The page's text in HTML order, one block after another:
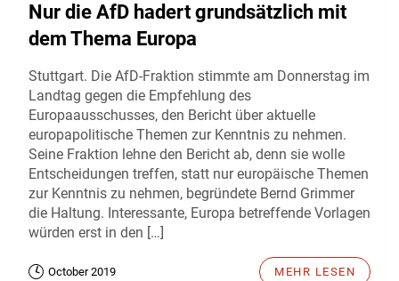
Nur die AfD hadert grundsätzlich mit
dem Thema Europa
Stuttgart. Die AfD-Fraktion stimmte am Donnerstag im
Landtag gegen die Empfehlung des
Europaausschusses, den Bericht über aktuelle
europapolitische Themen zur Kenntnis zu nehmen.
Seine Fraktion lehne den Bericht ab, denn sie wolle
Entscheidungen treffen, statt nur europäische Themen
zur Kenntnis zu nehmen, begründete Bernd Grimmer
die Haltung. Interessante, Europa betreffende Vorlagen
würden erst in den […]
October 2019 MEHR LESEN